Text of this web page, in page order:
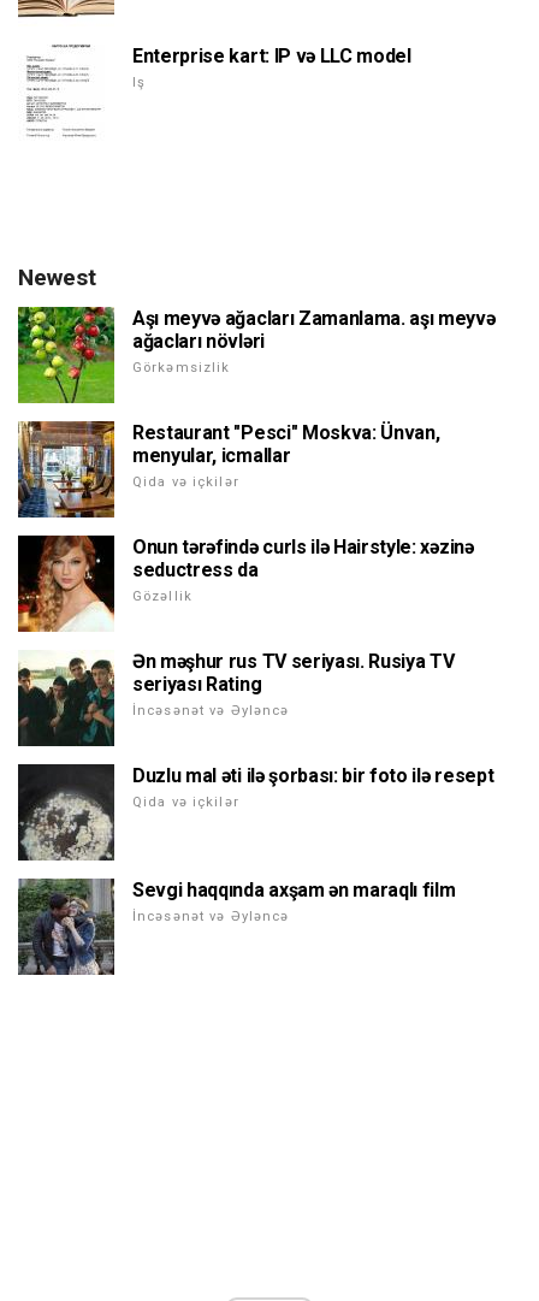
Enterprise kart: IP və LLC model
Iş
Newest
Aşı meyvə ağacları Zamanlama. aşı meyvə
ağacları növləri
Görkəmsizlik
Restaurant "Pesci" Moskva: Ünvan,
menyular, icmallar
Qida və içkilər
Onun tərəfində curls ilə Hairstyle: xəzinə
seductress da
Gözəllik
Ən məşhur rus TV seriyası. Rusiya TV
seriyası Rating
İncəsənət və Əyləncə
Duzlu mal əti ilə şorbası: bir foto ilə resept
Qida və içkilər
Sevgi haqqında axşam ən maraqlı film
İncəsənət və Əyləncə